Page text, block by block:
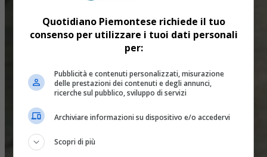
Quotidiano Piemontese richiede il tuo
consenso per utilizzare i tuoi dati personali
per:
Pubblicità e contenuti personalizzati, misurazione
delle prestazioni dei contenuti e degli annunci,
ricerche sul pubblico, sviluppo di servizi
Archiviare informazioni su dispositivo e/o accedervi
Scopri di più